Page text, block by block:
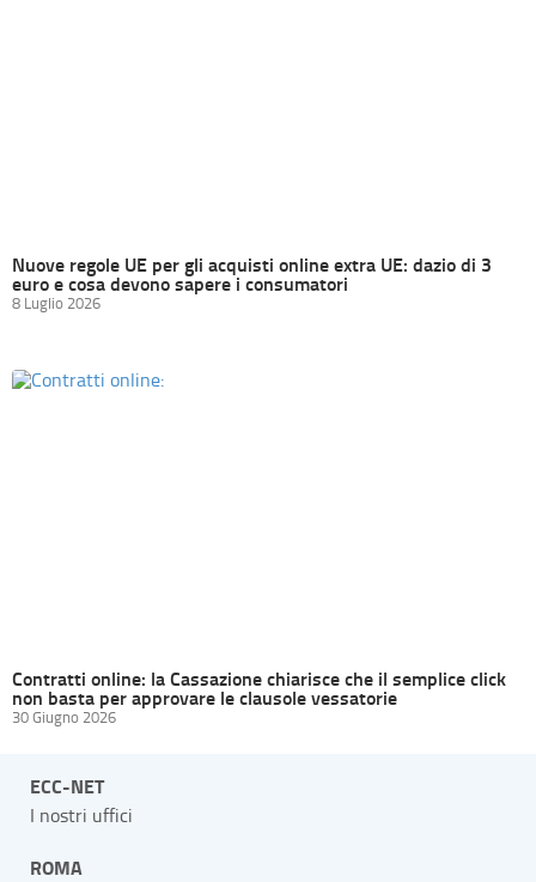
Nuove regole UE per gli acquisti online extra UE: dazio di 3
euro e cosa devono sapere i consumatori
8 Luglio 2026
Contratti online: la Cassazione chiarisce che il semplice click
non basta per approvare le clausole vessatorie
30 Giugno 2026
ECC-NET
I nostri uffici
ROMA